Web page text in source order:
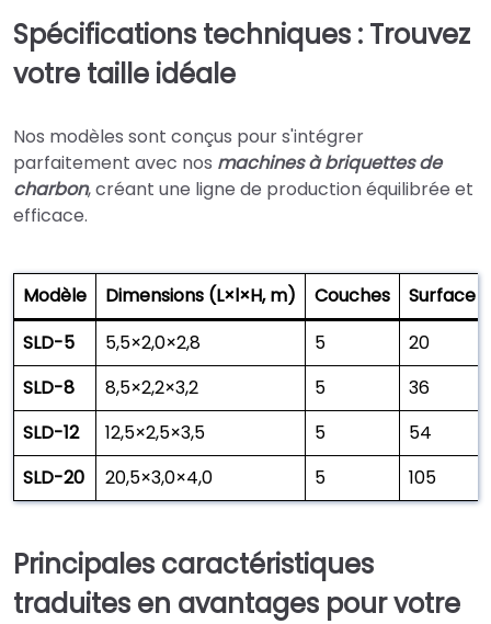
Spécifications techniques : Trouvez
votre taille idéale
Nos modèles sont conçus pour s'intégrer
parfaitement avec nos machines à briquettes de
charbon, créant une ligne de production équilibrée et
efficace.
Modèle Dimensions (L×l×H, m) Couches
Surface
SLD-5
5,5×2,0×2,8 5
20
SLD-8
8,5×2,2×3,2 5
36
SLD-12
12,5×2,5×3,5 5
54
SLD-20
20,5×3,0×4,0 5 105
Principales caractéristiques
traduites en avantages pour votre